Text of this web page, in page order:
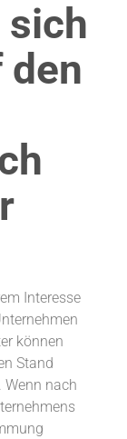
Interesse
können
Stand
Wenn nach